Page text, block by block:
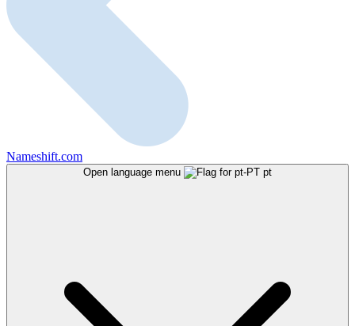
Nameshift.com
Open language menu pt